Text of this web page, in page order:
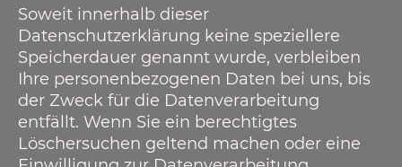
Soweit innerhalb dieser
Datenschutzerklärung keine speziellere
Speicherdauer genannt wurde, verbleiben
Ihre personenbezogenen Daten bei uns, bis
der Zweck für die Datenverarbeitung
entfällt. Wenn Sie ein berechtigtes
Löschersuchen geltend machen oder eine